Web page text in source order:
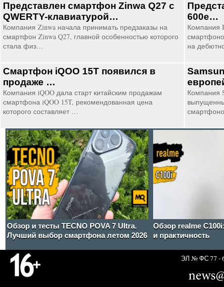
Представлен смартфон Zinwa Q27 с
QWERTY-клавиатурой…
Компания Zinwa начала принимать предзаказы на
смартфон Zinwa Q27, главной особенностью которого
стала физ…
600e…
Компания
на
Смартфон iQOO 15T появился в
продаже …
Компания iQOO дала старт китайским продажам
смартфона iQOO 15T, рекомендованная цена
которого составляет …
Компания
Обзор и тесты TECNO POVA 7 Ultra.
Лучший выбор смартфона летом 2026
Обзор realme
и практичность
ЭЛ № ФС 77 -